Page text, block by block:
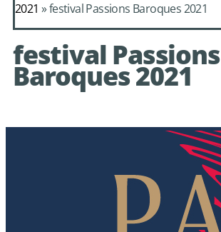
2021 »festival Passions Baroques 2021
festival Passions
Baroques 2021